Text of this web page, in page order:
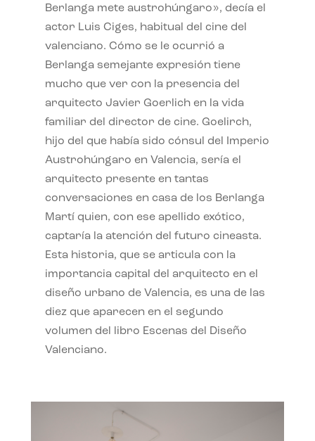
Berlanga mete austrohúngaro», decía el
actor Luis Ciges, habitual del cine del
valenciano. Cómo se le ocurrió a
Berlanga semejante expresión tiene
mucho que ver con la presencia del
arquitecto Javier Goerlich en la vida
familiar del director de cine. Goelirch,
hijo del que había sido cónsul del Imperio
Austrohúngaro en Valencia, sería el
arquitecto presente en tantas
conversaciones en casa de los Berlanga
Martí quien, con ese apellido exótico,
captaría la atención del futuro cineasta.
Esta historia, que se articula con la
importancia capital del arquitecto en el
diseño urbano de Valencia, es una de las
diez que aparecen en el segundo
volumen del libro Escenas del Diseño
Valenciano.